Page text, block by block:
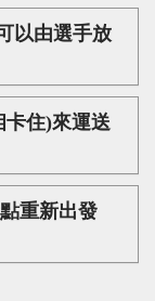
以由選手放
住)來運送
重新出發